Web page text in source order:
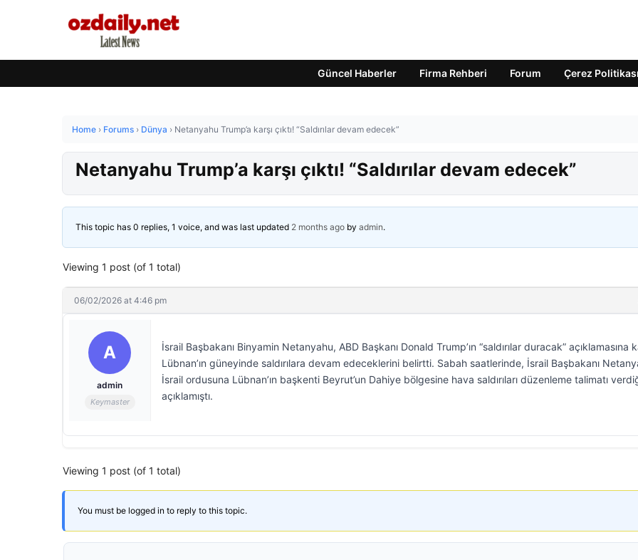
Güncel Haberler Firma Rehberi Forum Çerez Politikası
Home › Forums › Dünya › Netanyahu Trump’a karşı çıktı! “Saldırılar devam edecek”
Netanyahu Trump’a karşı çıktı! “Saldırılar devam edecek”
This topic has 0 replies, 1 voice, and was last updated 2 months ago by admin.
Viewing 1 post (of 1 total)
06/02/2026 at 4:46 pm
A
admin
Keymaster
İsrail Başbakanı Binyamin Netanyahu, ABD Başkanı Donald Trump’ın “saldırılar duracak” açıklamasına
Lübnan’ın güneyinde saldırılara devam edeceklerini belirtti. Sabah saatlerinde, İsrail Başbakanı
İsrail ordusuna Lübnan’ın başkenti Beyrut’un Dahiye bölgesine hava saldırıları düzenleme talimatı
açıklamıştı.
Viewing 1 post (of 1 total)
You must be logged in to reply to this topic.